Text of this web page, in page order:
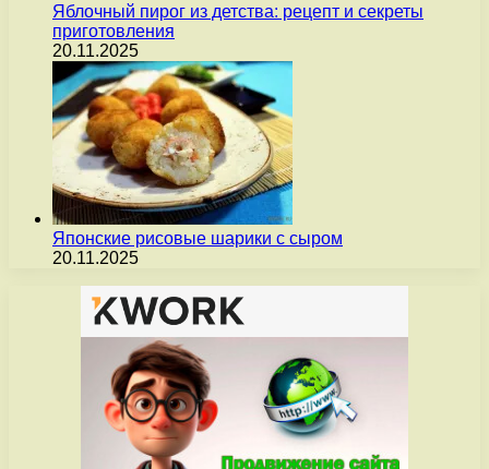
Яблочный пирог из детства: рецепт и секреты
приготовления
20.11.2025
Японские рисовые шарики с сыром
20.11.2025